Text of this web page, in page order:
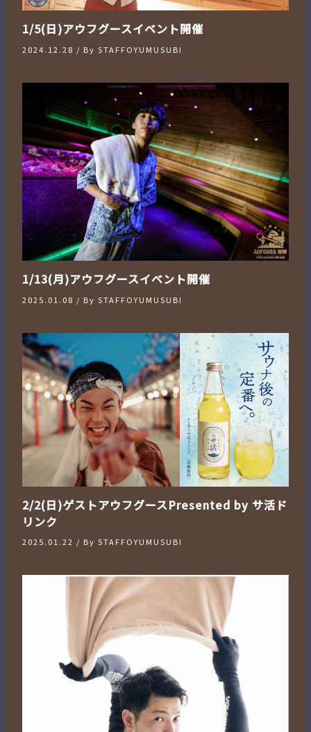
1/5(日)アウフグースイベント開催
2024.12.28 / By STAFFOYUMUSUBI
1/13(月)アウフグースイベント開催
2025.01.08 / By STAFFOYUMUSUBI
2/2(日)ゲストアウフグースPresented by サ活ド
リンク
2025.01.22 / By STAFFOYUMUSUBI